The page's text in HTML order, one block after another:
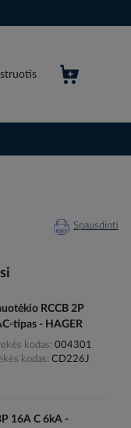
Spausdinti
RCCB 2P
tipas - HAGER
kodas 004301
kodas CD226J
16A C 6kA -